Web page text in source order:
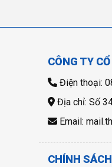
CÔNG TY
Điện thoại:
Địa chỉ: Số
Email:
CHÍNH